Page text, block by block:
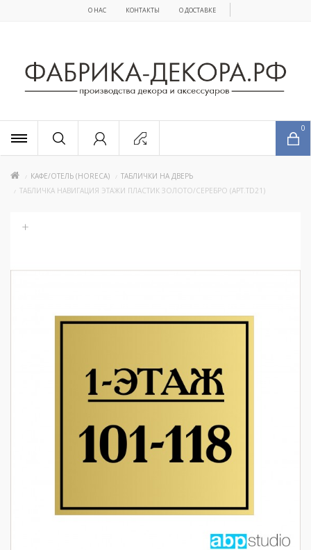
О НАС КОНТАКТЫ О ДОСТАВКЕ
0
КАФЕ/ОТЕЛЬ (HORECA)
ТАБЛИЧКИ НА ДВЕРЬ
ТАБЛИЧКА НАВИГАЦИЯ ЭТАЖИ ПЛАСТИК ЗОЛОТО/СЕРЕБРО (АРТ.ТD21)
+